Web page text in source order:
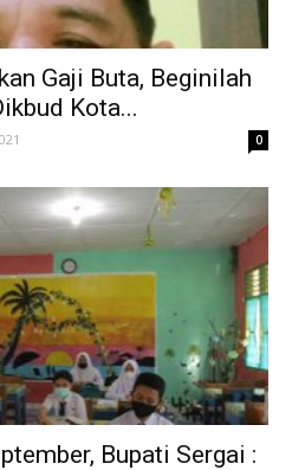
Gaji Buta, Beginilah
Kota...
0
Bupati Sergai :